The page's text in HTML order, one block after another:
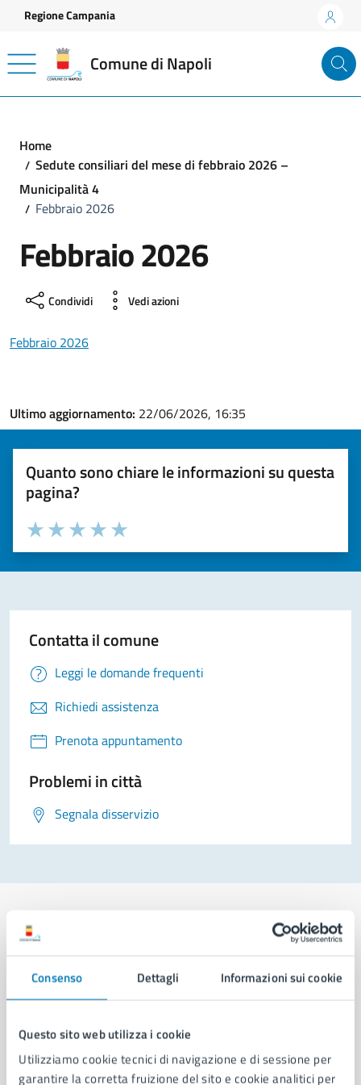
Consenso Dettagli Informazioni sui cookie
Questo sito web utilizza i cookie
Utilizziamo cookie tecnici di navigazione e di sessione per
garantire la corretta fruizione del sito e cookie analitici per
Vai ai contenuti
Vai al footer
Regione Campania
Comune di Napoli
Home
Sedute consiliari del mese di febbraio 2026 –
Municipalità 4
Febbraio 2026
Febbraio 2026
Condividi Vedi azioni
Febbraio 2026
Ultimo aggiornamento: 22/06/2026, 16:35
Quanto sono chiare le informazioni su questa
pagina?
Valuta la chiarezza delle informazioni (da 1 a 5 stelle)
Seleziona il numero di stelle per valutare la chiarezza delle
Valuta 5 stelle su 5
Valuta 4 stelle su 5
Valuta 3 stelle su 5
Valuta 2 stelle su 5
Valuta 1 stelle su 5
Contatta il comune
Leggi le domande frequenti
Richiedi assistenza
Prenota appuntamento
Problemi in città
Segnala disservizio
Comune di Napoli
Aree amministrative
Organi di governo